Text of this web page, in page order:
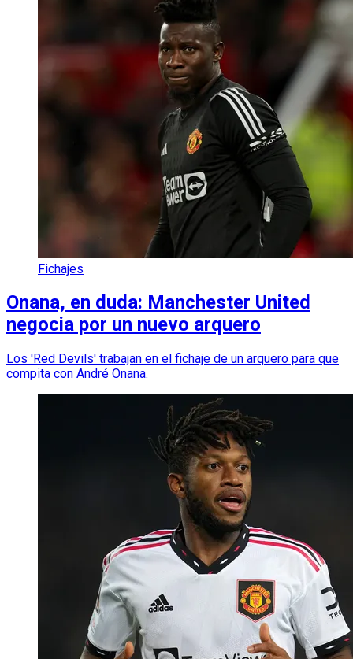
Fichajes
Onana, en duda: Manchester United
negocia por un nuevo arquero
Los 'Red Devils' trabajan en el fichaje de un arquero para que
compita con André Onana.